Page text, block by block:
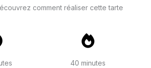
comment réaliser cette tarte
40 minutes